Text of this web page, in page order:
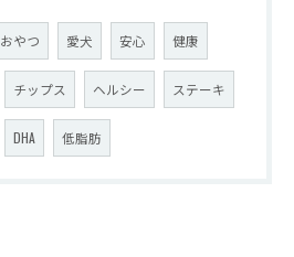
おやつ 愛犬 安心 健康
チップス ヘルシー ステーキ
DHA 低脂肪